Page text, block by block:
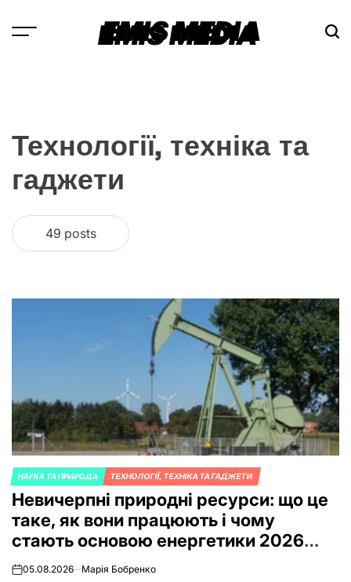
EMIS MEDIA
Технології, техніка та
гаджети
49 posts
POSTED
IN
НАУКА ТА ПРИРОДА ТЕХНОЛОГІЇ, ТЕХНІКА ТА ГАДЖЕТИ
Невичерпні природні ресурси: що це
таке, як вони працюють і чому
стають основою енергетики 2026
року
on05.08.2026 Марія Бобренко